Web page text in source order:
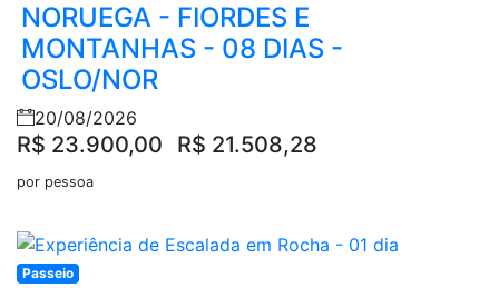
NORUEGA - FIORDES E
MONTANHAS - 08 DIAS -
OSLO/NOR
20/08/2026
R$ 23.900,00 R$ 21.508,28
por pessoa
Passeio